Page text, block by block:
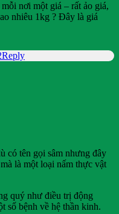
nơi một giá – rất ảo giá,
nhiêu 1kg ? Đây là giá
Reply
có tên gọi sâm nhưng đây
là một loại nấm thực vật
quý như điều trị động
số bệnh về hệ thần kinh.